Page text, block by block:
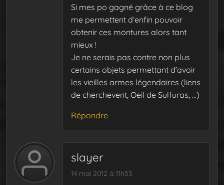
Si mes po gagné grâce à ce blog
me permettent d’enfin pouvoir
obtenir ces montures alors tant
mieux !
Je ne serais pas contre non plus
certains objets permettant d’avoir
les vieilles armes légendaires (liens
de cherchevent, Oeil de Sulfuras, …)
Répondre
slayer
14 mai 2012 à 11h53